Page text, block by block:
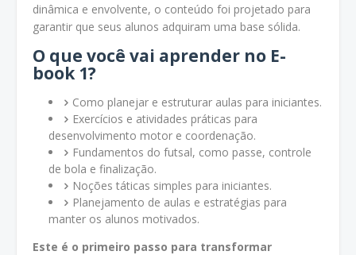
dinâmica e envolvente, o conteúdo foi projetado para
garantir que seus alunos adquiram uma base sólida.
O que você vai aprender no E-
book 1?
Como planejar e estruturar aulas para iniciantes.
Exercícios e atividades práticas para
desenvolvimento motor e coordenação.
Fundamentos do futsal, como passe, controle
de bola e finalização.
Noções táticas simples para iniciantes.
Planejamento de aulas e estratégias para
manter os alunos motivados.
Este é o primeiro passo para transformar